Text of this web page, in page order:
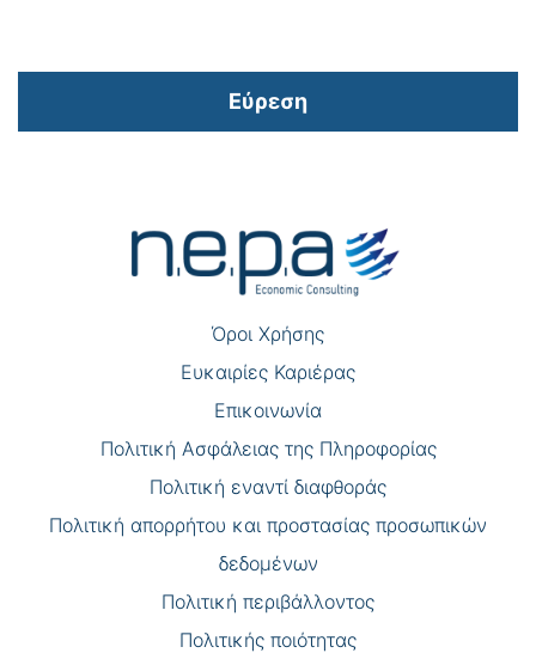
Εύρεση
Όροι Χρήσης
Eυκαιρίες Καριέρας
Επικοινωνία
Πολιτική Ασφάλειας της Πληροφορίας
Πολιτική εναντί διαφθοράς
Πολιτική απορρήτου και προστασίας προσωπικών
δεδομένων
Πολιτική περιβάλλοντος
Πολιτικής ποιότητας